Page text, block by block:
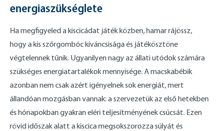
energiaszükséglete
Ha megfigyeled a kiscicádat játék közben, hamar rájössz,
hogy a kis szőrgombóc kíváncsisága és játékösztöne
végtelennek tűnik. Ugyanilyen nagy az állati utódok számára
szükséges energiatartalékok mennyisége. A macskabébik
azonban nem csak azért igényelnek sok energiát, mert
állandóan mozgásban vannak: a szervezetük az első hetekben
és hónapokban gyakran eléri teljesítményének csúcsát. Ezen
rövid időszak alatt a kiscica megsokszorozza súlyát és